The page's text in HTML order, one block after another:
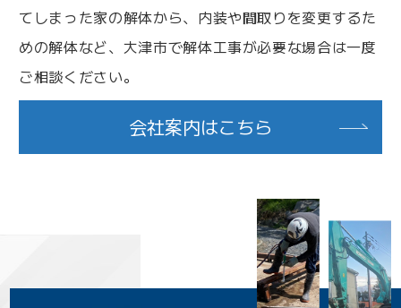
てしまった家の解体から、内装や間取りを変更するた
めの解体など、大津市で解体工事が必要な場合は一度
ご相談ください。
会社案内はこちら